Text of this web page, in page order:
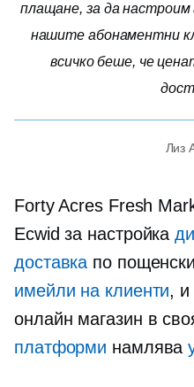
плащане, за да
нашите абонаментни
всичко беше, че
Лиз
Forty Acres Fresh
Ecwid за настройка
доставкапо
имейли на клиенти, и
онлайн магазин в
платформи намлява